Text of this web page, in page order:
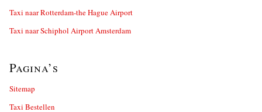
Taxi naar Rotterdam-the Hague Airport
Taxi naar Schiphol Airport Amsterdam
Pagina’s
Sitemap
Taxi Bestellen